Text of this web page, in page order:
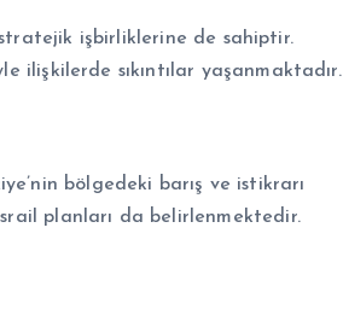
işbirliklerine de sahiptir.
ilişkilerde sıkıntılar yaşanmaktadır.
bölgedeki barış ve istikrarı
planları da belirlenmektedir.